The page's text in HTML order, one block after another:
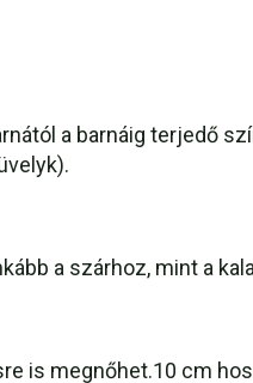
Eryngii gombával
el: 1: Eryngii gomba
a barnáig terjedő
a szárhoz, mint a
is megnőhet.10 cm